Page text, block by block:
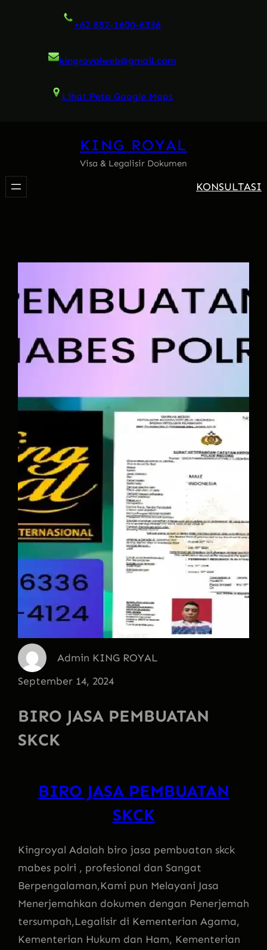
+62 852-1600-6336
kingroyalweb@gmail.com
Lihat Peta Google Maps
KING ROYAL
Visa & Legalisir Dokumen
KONSULTASI
Admin KING ROYAL
September 14, 2024
BIRO JASA PEMBUATAN
SKCK
BIRO JASA PEMBUATAN
SKCK
Kingroyal Adalah biro jasa pembuatan skck
mabes polri , profesional dan Sangat
Berpengalaman,Kami pun Melayani Jasa
Menerjemahkan dokumen dengan Penerjemah
tersumpah,Legalisir di Kementerian Agama,
Kementerian Hukum dan Ham, Kementerian